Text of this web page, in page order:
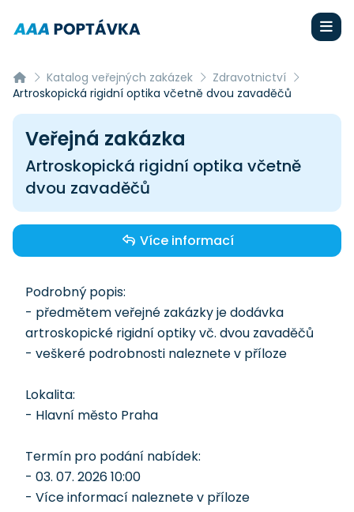
Katalog veřejných zakázek
Zdravotnictví
Artroskopická rigidní optika včetně dvou zavaděčů
Veřejná zakázka
Artroskopická rigidní optika včetně
dvou zavaděčů
Více informací
Podrobný popis:
- předmětem veřejné zakázky je dodávka
artroskopické rigidní optiky vč. dvou zavaděčů
- veškeré podrobnosti naleznete v příloze
Lokalita:
- Hlavní město Praha
Termín pro podání nabídek:
- 03. 07. 2026 10:00
- Více informací naleznete v příloze